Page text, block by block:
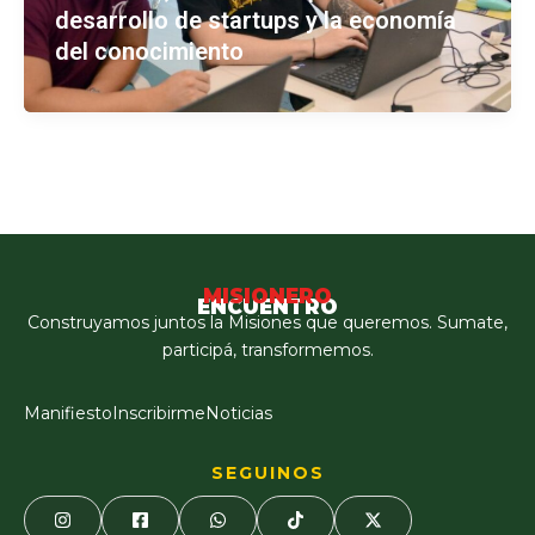
desarrollo de startups y la economía
del conocimiento
ENCUENTRO
MISIONERO
Construyamos juntos la Misiones que queremos. Sumate,
participá, transformemos.
ManifiestoInscribirmeNoticias
SEGUINOS